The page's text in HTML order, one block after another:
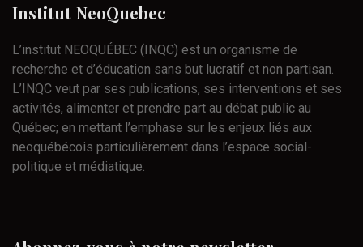
Institut NeoQuebec
L’institut NEOQUÉBEC (INQC) est un organisme de
recherche et d’éducation sans but lucratif et non partisan.
L’INQC veut par ses publications, ses interventions et ses
activités, alimenter et prendre part au débat public au
Québec; en mettant l’emphase sur les enjeux liés aux
neoquébécois particulièrement dans l’espace social-
politique et médiatique.